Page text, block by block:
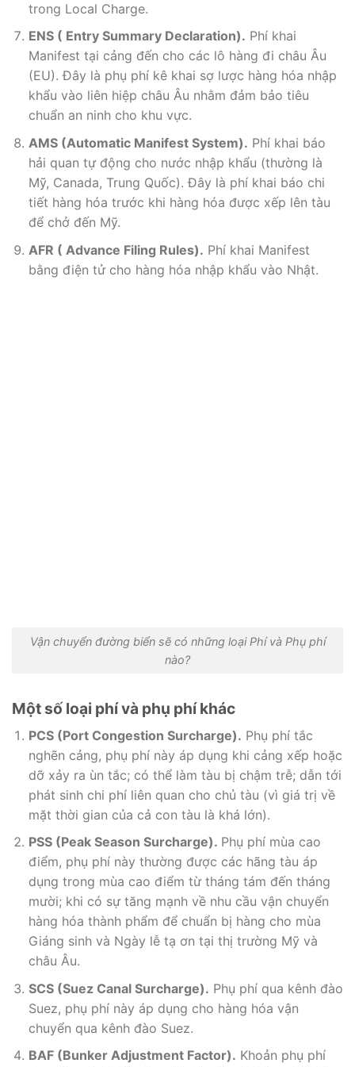
trong Local Charge.
ENS ( Entry Summary Declaration). Phí khai
Manifest tại cảng đến cho các lô hàng đi châu Âu
(EU). Đây là phụ phí kê khai sợ lược hàng hóa nhập
khẩu vào liên hiệp châu Âu nhằm đảm bảo tiêu
chuẩn an ninh cho khu vực.
AMS (Automatic Manifest System). Phí khai báo
hải quan tự động cho nước nhập khẩu (thường là
Mỹ, Canada, Trung Quốc). Đây là phí khai báo chi
tiết hàng hóa trước khi hàng hóa được xếp lên tàu
để chở đến Mỹ.
AFR ( Advance Filing Rules). Phí khai Manifest
bằng điện tử cho hàng hóa nhập khẩu vào Nhật.
mặt thời gian của cả con tàu là khá lớn).
PSS (Peak Season Surcharge).
dụng trong mùa cao điểm từ tháng tám đến tháng
mười; khi có sự tăng mạnh về nhu cầu vận chuyển
hàng hóa thành phẩm để chuẩn bị hàng cho mùa
Giáng sinh và Ngày lễ tạ ơn tại thị trường Mỹ và
châu Âu.
SCS (Suez Canal Surcharge).Phụ phí qua kênh đào
Suez, phụ phí này áp dụng cho hàng hóa vận
chuyển qua kênh đào Suez.
BAF (Bunker Adjustment Factor).Khoản phụ phí
(ngoài cước biển) hãng tàu thu từ chủ hàng để bù
đắp chi phí phát sinh do biến động giá nhiên liệu.
Tương đương với thuật ngữ FAF( Fuel Adjustment
Factor).
CAF (Currency Adjustment Factor).Khoản phụ phí
(ngoài cước biển) hãng tàu thu từ chủ hàng để bù
đắp chi phí phát sinh do biến động tỷ giá ngoại tệ,…
COD (Change of Destination).Phụ phí hãng tàu thu